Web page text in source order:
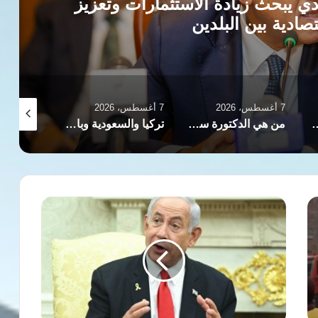
المزمنة بالمجان
من هي الدكتورة سارة جوكاكو؟ طبيبة نفسية وشريكة رحلة عبد الرحمن السيد السياسية
7 أغسطس، 2026
تركيا والسعودية وباكستان تعتزم توقيع اتفاقية دفاع مشترك في جدة
7 أغسطس، 2026
نور الشريف والقضية الفلسطينية.. عندما أصبح الفن موقفًا
غموض
حول
مكان
بنيامين
نتنياهو
في
ظل
تصاعد